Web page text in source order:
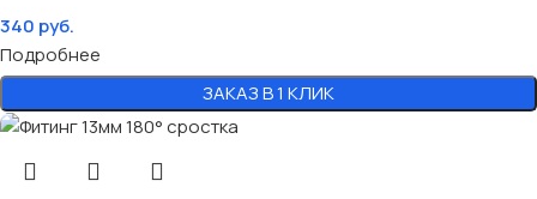
340 руб.
Подробнее
ЗАКАЗ В 1 КЛИК